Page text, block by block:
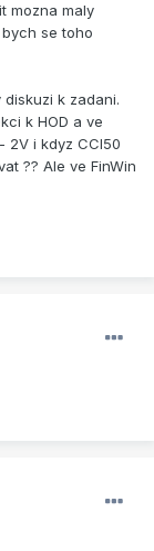
mozna maly
se toho
diskuzi k zadani.
k HOD a ve
2V i kdyz CCI50
?? Ale ve FinWin